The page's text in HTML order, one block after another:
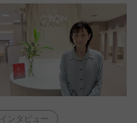
インタビュー